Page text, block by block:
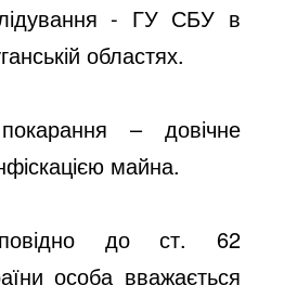
- ГУ СБУ в
областях.
– довічне
майна.
до ст. 62
особа вважається